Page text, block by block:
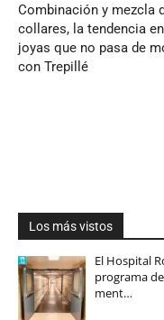
Combinación y mezcla
collares, la tendencia en
joyas que no pasa de
con Trepillé
Los más vistos
El Hospital
programa
ment…